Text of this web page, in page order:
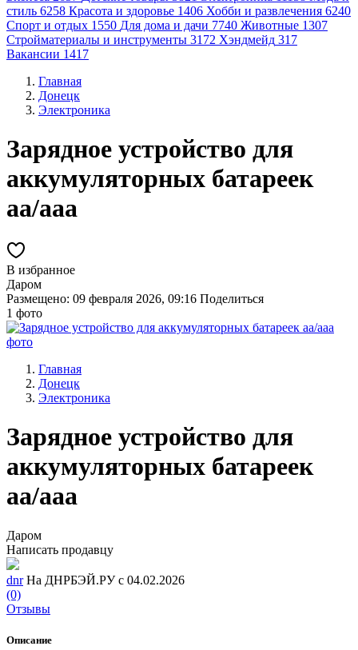
стиль 6258 Красота и здоровье 1406 Хобби и развлечения 6240
Спорт и отдых 1550 Для дома и дачи 7740 Животные 1307
Стройматериалы и инструменты 3172 Хэндмейд 317
Вакансии 1417
Главная
Донецк
Электроника
Зарядное устройство для
аккумуляторных батареек
aa/aaa
В избранное
Даром
Размещено: 09 февраля 2026, 09:16 Поделиться
1 фото
Главная
Донецк
Электроника
Зарядное устройство для
аккумуляторных батареек
aa/aaa
Даром
Написать продавцу
dnr На ДНРБЭЙ.РУ с 04.02.2026
(0)
Отзывы
Описание